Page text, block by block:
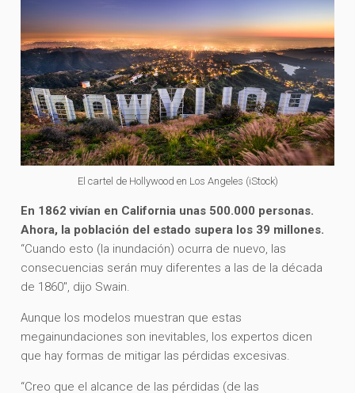
El cartel de Hollywood en Los Angeles (iStock)
En 1862 vivían en California unas 500.000 personas.
Ahora, la población del estado supera los 39 millones.
“Cuando esto (la inundación) ocurra de nuevo, las
consecuencias serán muy diferentes a las de la década
de 1860″, dijo Swain.
Aunque los modelos muestran que estas
megainundaciones son inevitables, los expertos dicen
que hay formas de mitigar las pérdidas excesivas.
“Creo que el alcance de las pérdidas (de las